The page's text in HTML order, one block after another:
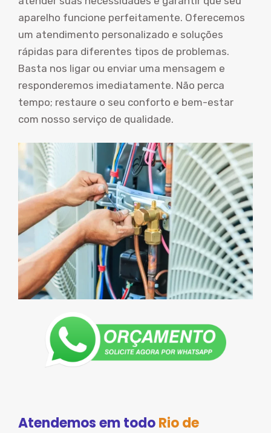
aparelho funcione perfeitamente. Oferecemos
um atendimento personalizado e soluções
rápidas para diferentes tipos de problemas.
Basta nos ligar ou enviar uma mensagem e
responderemos imediatamente. Não perca
tempo; restaure o seu conforto e bem-estar
com nosso serviço de qualidade.
Atendemos em todoRio de